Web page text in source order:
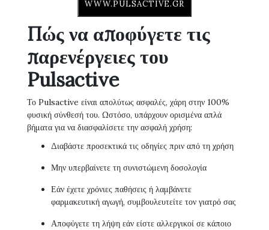
WWW.PULSACTIVE.GR
Πώς να αποφύγετε τις
παρενέργειες του
Pulsactive
Το Pulsactive είναι απολύτως ασφαλές, χάρη στην 100%
φυσική σύνθεσή του. Ωστόσο, υπάρχουν ορισμένα απλά
βήματα για να διασφαλίσετε την ασφαλή χρήση:
Διαβάστε προσεκτικά τις οδηγίες πριν από τη χρήση
Μην υπερβαίνετε τη συνιστώμενη δοσολογία
Εάν έχετε χρόνιες παθήσεις ή λαμβάνετε
φαρμακευτική αγωγή, συμβουλευτείτε τον γιατρό σας
Αποφύγετε τη λήψη εάν είστε αλλεργικοί σε κάποιο